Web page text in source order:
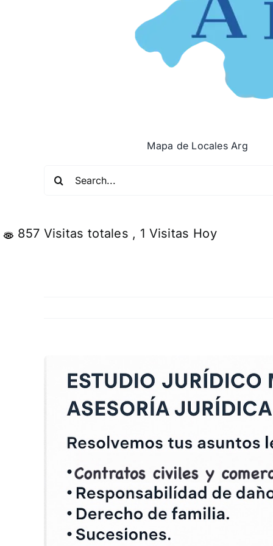
Mapa de Locales Arg
Buscar:
857 Visitas totales , 1 Visitas Hoy